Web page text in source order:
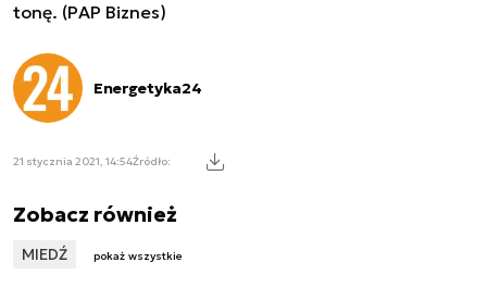
tonę. (PAP Biznes)
Energetyka24
21 stycznia 2021, 14:54Źródło:
Zobacz również
MIEDŹ pokaż wszystkie